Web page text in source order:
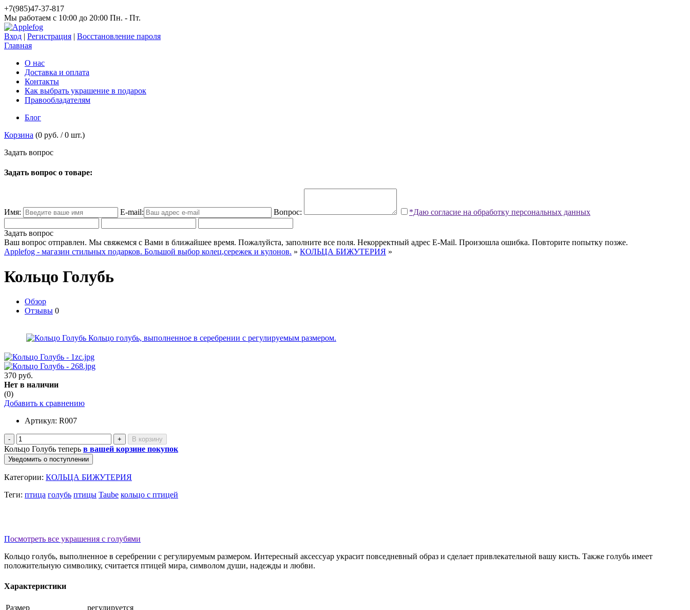
+7(985)47-37-817
Мы работаем c 10:00 до 20:00 Пн. - Пт.
Вход | Регистрация | Восстановление пароля
Главная
О нас
Доставка и оплата
Контакты
Как выбрать украшение в подарок
Правообладателям
Блог
Корзина (0 руб. /0 шт.)
Задать вопрос
Задать вопрос о товаре:
Имя: E-mail: Вопрос: *Даю согласие на обработку персональных данных
Задать вопрос
Ваш вопрос отправлен. Мы свяжемся с Вами в ближайшее время. Пожалуйста, заполните все поля. Некорректный адрес E-Mail. Произошла ошибка. Повторите попытку позже.
Applefog - магазин стильных подарков. Большой выбор колец,сережек и кулонов. » КОЛЬЦА БИЖУТЕРИЯ »
Кольцо Голубь
Обзор
Отзывы 0
370 руб.
Нет в наличии
(0)
Добавить к сравнению
Артикул: R007
- +
Кольцо Голубь теперь в вашей корзине покупок
Уведомить о поступлении
Категории: КОЛЬЦА БИЖУТЕРИЯ
Теги: птица голубь птицы Taube кольцо с птицей
Посмотреть все украшения с голубями
Кольцо голубь, выполненное в серебрении с регулируемым размером. Интересный аксессуар украсит повседневный образ и сделает привлекательной вашу кисть. Также голубь имеет
положительную символику, считается птицей мира, символом души, надежды и любви.
Характеристики
Размер
регулируется